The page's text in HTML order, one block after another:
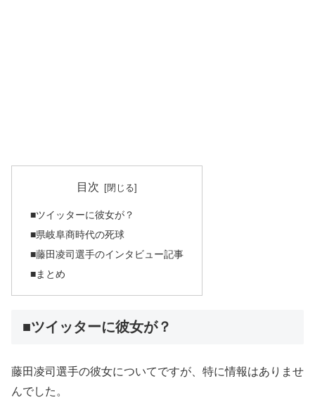
目次
■ツイッターに彼女が？
■県岐阜商時代の死球
■藤田凌司選手のインタビュー記事
■まとめ
■ツイッターに彼女が？
藤田凌司選手の彼女についてですが、特に情報はありませ
んでした。